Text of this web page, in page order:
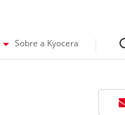
Sobre a Kyocera